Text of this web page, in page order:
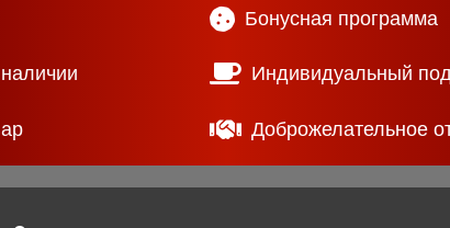
Бонусная программа
Индивидуальный
Доброжелательное